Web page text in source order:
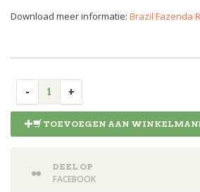
Download meer informatie: Brazil Fazenda
TOEVOEGEN AAN
DEEL OP
FACEBOOK